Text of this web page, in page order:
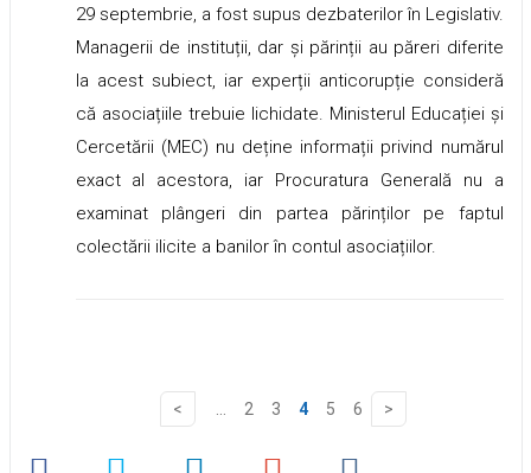
29 septembrie, a fost supus dezbaterilor în Legislativ.
Managerii de instituții, dar și părinții au păreri diferite
la acest subiect, iar experții anticorupție consideră
că asociațiile trebuie lichidate. Ministerul Educației și
Cercetării (MEC) nu deține informații privind numărul
exact al acestora, iar Procuratura Generală nu a
examinat plângeri din partea părinților pe faptul
colectării ilicite a banilor în contul asociațiilor.
2 3 4 5 6